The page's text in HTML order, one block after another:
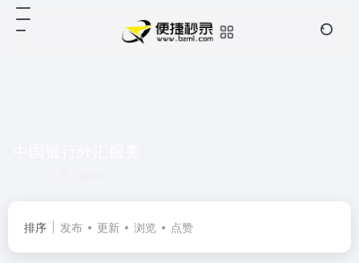
排序 发布 更新 浏览 点赞